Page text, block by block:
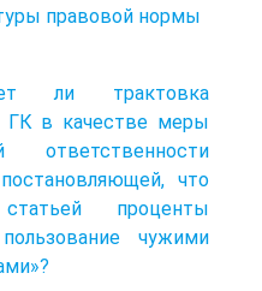
правовой нормы
ли трактовка
ГК в качестве меры
ответственности
что
проценты
чужими